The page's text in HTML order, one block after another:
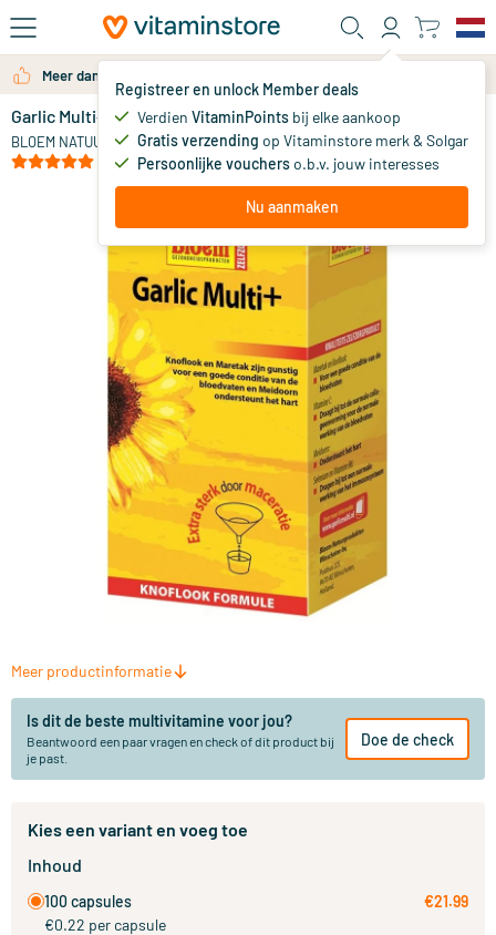
Ga naar de hoofdinhoud
Registreer en unlock Member deals
Verdien VitaminPoints bij elke aankoop
Gratis verzending op Vitaminstore merk & Solgar
Persoonlijke voucherso.b.v. jouw interesses
Nu aanmaken
Meer dan 325.000 tevreden klanten per jaar
Garlic Multi+
BLOEM NATUURPRODUCTEN
21.
Meer productinformatie
Is dit de beste multivitamine voor jou?
Beantwoord een paar vragen en check of dit product bij
je past.
Doe de check
Kies een variant en voeg toe
Inhoud
100 capsules
€0.22 per capsule
€21.99